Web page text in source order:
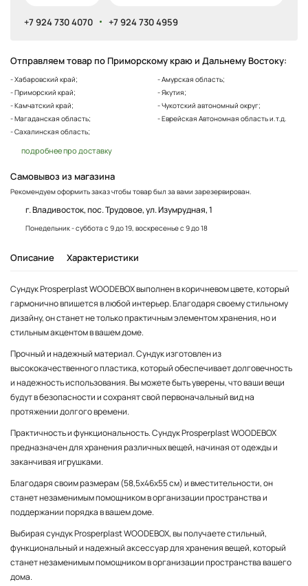
+7 924 730 4070 +7 924 730 4959
Отправляем товар по Приморскому краю и Дальнему Востоку:
- Хабаровский край;
- Приморский край;
- Камчатский край;
- Магаданская область;
- Сахалинская область;
- Амурская область;
- Якутия;
- Чукотский автономный округ;
- Еврейская Автономная область и.т.д.
подробнее про доставку
Самовывоз из магазина
Рекомендуем оформить заказ чтобы товар был за вами зарезервирован.
г. Владивосток, пос. Трудовое, ул. Изумрудная, 1
Понедельник - суббота с 9 до 19, воскресенье с 9 до 18
Описание Характеристики
Сундук Prosperplast WOODEBOX выполнен в коричневом цвете, который
гармонично впишется в любой интерьер. Благодаря своему стильному
дизайну, он станет не только практичным элементом хранения, но и
стильным акцентом в вашем доме.
Прочный и надежный материал. Сундук изготовлен из
высококачественного пластика, который обеспечивает долговечность
и надежность использования. Вы можете быть уверены, что ваши вещи
будут в безопасности и сохранят свой первоначальный вид на
протяжении долгого времени.
Практичность и функциональность. Сундук Prosperplast WOODEBOX
предназначен для хранения различных вещей, начиная от одежды и
заканчивая игрушками.
Благодаря своим размерам (58,5х46х55 см) и вместительности, он
станет незаменимым помощником в организации пространства и
поддержании порядка в вашем доме.
Выбирая сундук Prosperplast WOODEBOX, вы получаете стильный,
функциональный и надежный аксессуар для хранения вещей, который
станет незаменимым помощником в организации пространства вашего
дома.